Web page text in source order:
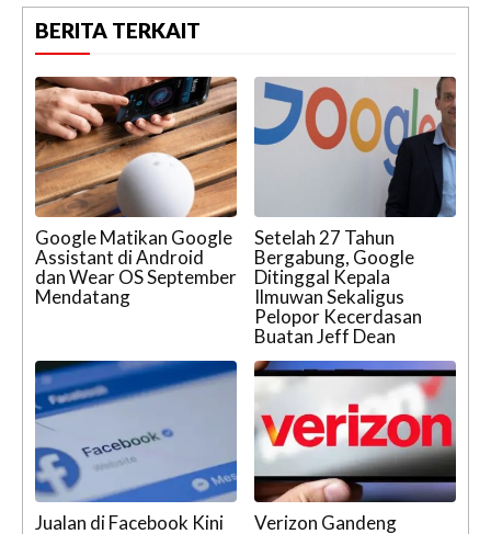
BERITA TERKAIT
Google Matikan Google
Assistant di Android
dan Wear OS September
Mendatang
Setelah 27 Tahun
Bergabung, Google
Ditinggal Kepala
Ilmuwan Sekaligus
Pelopor Kecerdasan
Buatan Jeff Dean
Jualan di Facebook Kini
Verizon Gandeng